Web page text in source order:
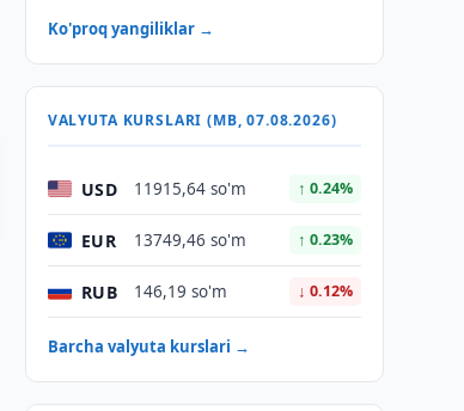
Ko'proq yangiliklar →
VALYUTA KURSLARI (MB, 07.08.2026)
USD 11915,64 so'm ↑ 0.24%
EUR 13749,46 so'm ↑ 0.23%
RUB 146,19 so'm ↓ 0.12%
Barcha valyuta kurslari →